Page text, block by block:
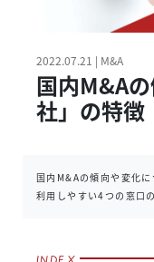
2022.07.21 | M&A
国内M&A
社」の特徴
国内M&Aの傾向や変化
利用しやすい4つの窓口